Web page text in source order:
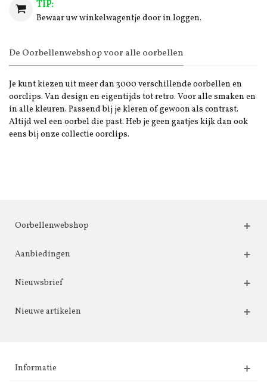
TIP:
Bewaar uw winkelwagentje door in loggen.
De Oorbellenwebshop voor alle oorbellen
Je kunt kiezen uit meer dan 3000 verschillende oorbellen en
oorclips. Van design en eigentijds tot retro. Voor alle smaken en
in alle kleuren. Passend bij je kleren of gewoon als contrast.
Altijd wel een oorbel die past. Heb je geen gaatjes kijk dan ook
eens bij onze collectie oorclips.
Oorbellenwebshop
Aanbiedingen
Nieuwsbrief
Nieuwe artikelen
Informatie